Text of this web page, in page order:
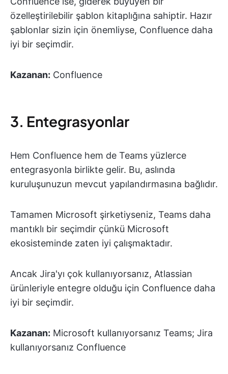
özelleştirilebilir şablon kitaplığına sahiptir. Hazır
şablonlar sizin için önemliyse, Confluence daha
iyi bir seçimdir.
Kazanan: Confluence
3. Entegrasyonlar
Hem Confluence hem de Teams yüzlerce
entegrasyonla birlikte gelir. Bu, aslında
kuruluşunuzun mevcut yapılandırmasına bağlıdır.
Tamamen Microsoft şirketiyseniz, Teams daha
mantıklı bir seçimdir çünkü Microsoft
ekosisteminde zaten iyi çalışmaktadır.
Ancak Jira'yı çok kullanıyorsanız, Atlassian
ürünleriyle entegre olduğu için Confluence daha
iyi bir seçimdir.
Kazanan: Microsoft kullanıyorsanız Teams; Jira
kullanıyorsanız Confluence